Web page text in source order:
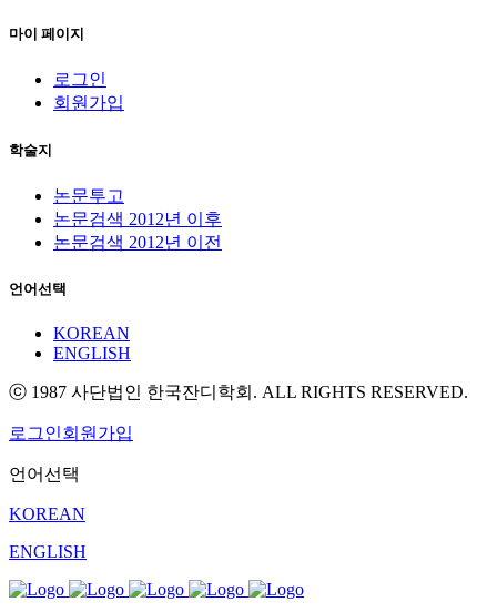
마이 페이지
로그인
회원가입
학술지
논문투고
논문검색 2012년 이후
논문검색 2012년 이전
언어선택
KOREAN
ENGLISH
ⓒ 1987 사단법인 한국잔디학회. ALL RIGHTS RESERVED.
로그인회원가입
언어선택
KOREAN
ENGLISH